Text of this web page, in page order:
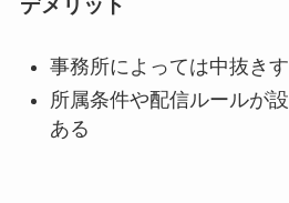
デメリット
事務所によっては中抜き
所属条件や配信ルールが
ある